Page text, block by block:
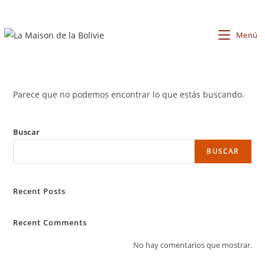
Menú
Parece que no podemos encontrar lo que estás buscando.
Buscar
BUSCAR
Recent Posts
Recent Comments
No hay comentarios que mostrar.